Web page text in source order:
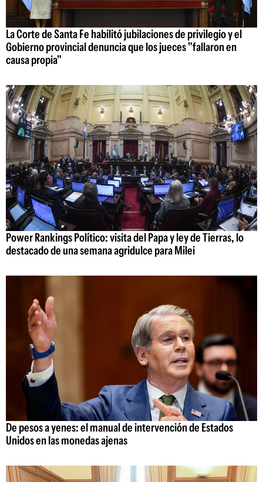
La Corte de Santa Fe habilitó jubilaciones de privilegio y el
Gobierno provincial denuncia que los jueces "fallaron en
causa propia"
Power Rankings Político: visita del Papa y ley de Tierras, lo
destacado de una semana agridulce para Milei
De pesos a yenes: el manual de intervención de Estados
Unidos en las monedas ajenas